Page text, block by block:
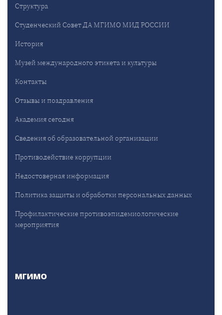
Структура
Студенческий Совет ДА МГИМО МИД РОССИИ
История
Музей международного этикета и культуры
Контакты
Отзывы и поздравления
Академия сегодня
Сведения об образовательной организации
Противодействие коррупции
Недостоверная информация
Политика защиты и обработки персональных данных
Профилактические противоэпидемиологические
мероприятия
МГИМО